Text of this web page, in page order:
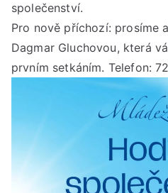
společenství.
Pro nově příchozí: prosíme
Dagmar Gluchovou, která
prvním setkáním. Telefon: